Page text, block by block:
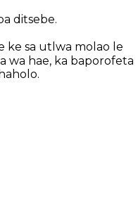
ditsebe.
ke sa utlwa molao le
wa hae, ka baporofeta